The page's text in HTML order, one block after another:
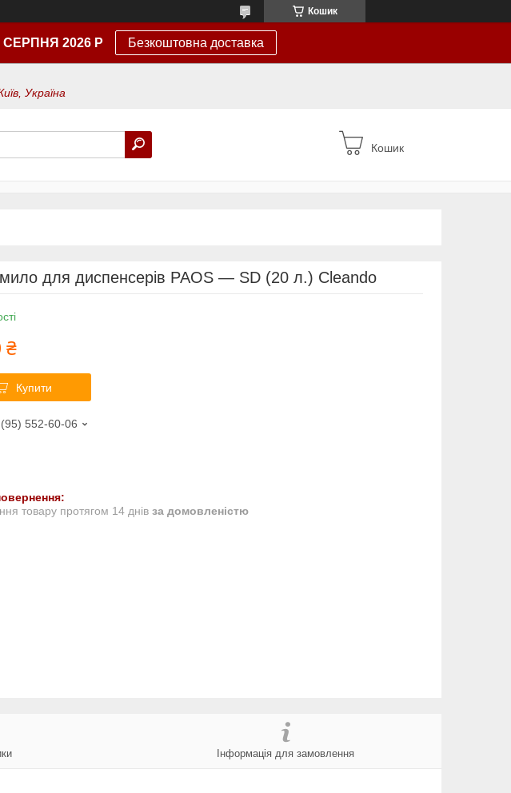
Кошик
СЕРПНЯ 2026 Р Безкоштовна доставка
Україна
Кошик
мило для диспенсерів PAOS — SD (20 л.) Cleando
₴
Купити
552-60-06
товару протягом 14 днів за домовленістю
Інформація для замовлення